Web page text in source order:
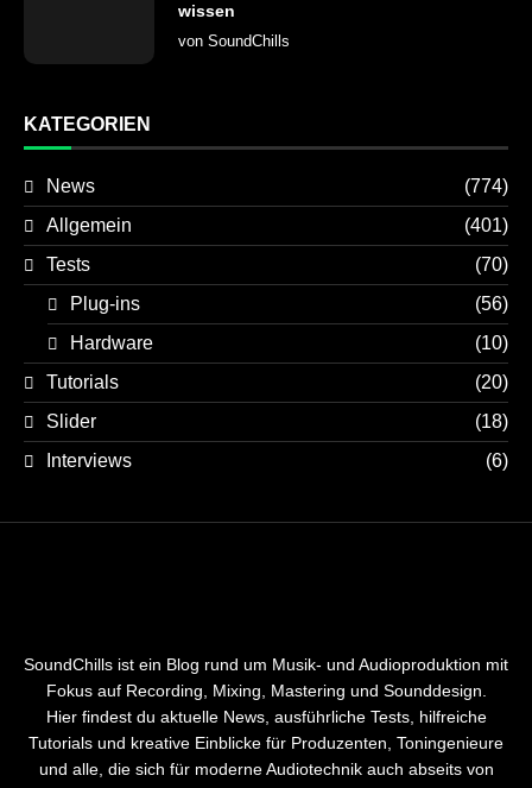
wissen
von SoundChills
KATEGORIEN
News
(774)
Allgemein
(401)
Tests
(70)
Plug-ins
(56)
Hardware
(10)
Tutorials
(20)
Slider
(18)
Interviews
(6)
SoundChills ist ein Blog rund um Musik- und Audioproduktion mit
Fokus auf Recording, Mixing, Mastering und Sounddesign.
Hier findest du aktuelle News, ausführliche Tests, hilfreiche
Tutorials und kreative Einblicke für Produzenten, Toningenieure
und alle, die sich für moderne Audiotechnik auch abseits von